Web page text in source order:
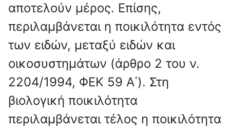
αποτελούν μέρος. Επίσης,
περιλαμβάνεται η ποικιλότητα εντός
των ειδών, μεταξύ ειδών και
οικοσυστημάτων (άρθρο 2 του ν.
2204/1994, ΦΕΚ 59 Α΄). Στη
βιολογική ποικιλότητα
περιλαμβάνεται τέλος η ποικιλότητα